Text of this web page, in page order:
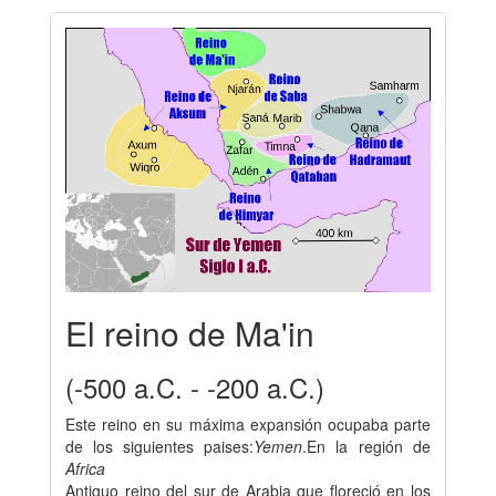
El reino de Ma'in
(-500 a.C. - -200 a.C.)
Este reino en su máxima expansión ocupaba parte
de los siguientes paises:Yemen.En la región de
Africa
Antiguo reino del sur de Arabia que floreció en los